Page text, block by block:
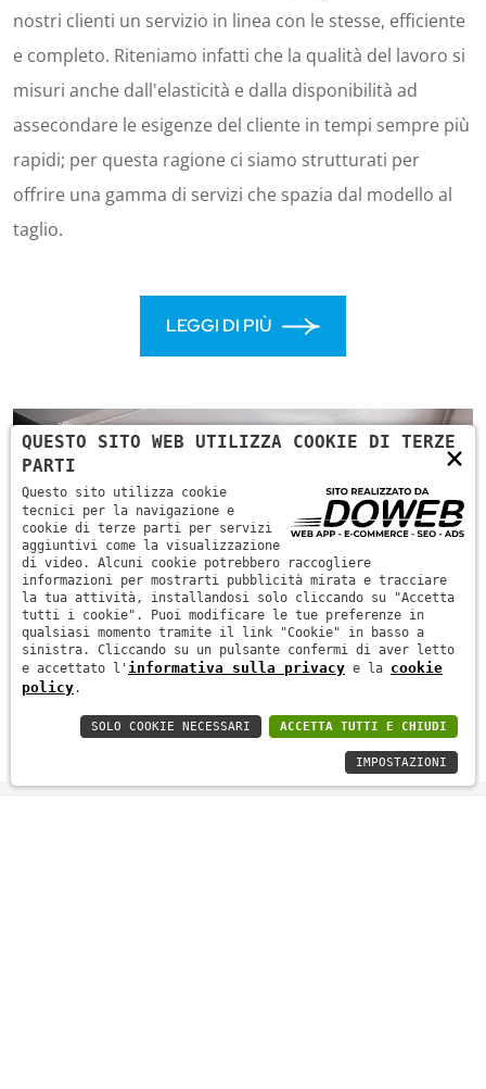
nostri clienti un servizio in linea con le stesse, efficiente
e completo. Riteniamo infatti che la qualità del lavoro si
misuri anche dall'elasticità e dalla disponibilità ad
assecondare le esigenze del cliente in tempi sempre più
rapidi; per questa ragione ci siamo strutturati per
offrire una gamma di servizi che spazia dal modello al
taglio.
LEGGI DI PIÙ
×
QUESTO SITO WEB UTILIZZA COOKIE DI TERZE
PARTI
Questo sito utilizza cookie
tecnici per la navigazione e
cookie di terze parti per servizi
aggiuntivi come la visualizzazione
di video. Alcuni cookie potrebbero raccogliere
informazioni per mostrarti pubblicità mirata e tracciare
la tua attività, installandosi solo cliccando su "Accetta
tutti i cookie". Puoi modificare le tue preferenze in
qualsiasi momento tramite il link "Cookie" in basso a
sinistra. Cliccando su un pulsante confermi di aver letto
e accettato l' informativa sulla privacy e la cookie
policy.
ACCETTA TUTTI E CHIUDI
SOLO COOKIE NECESSARI
IMPOSTAZIONI